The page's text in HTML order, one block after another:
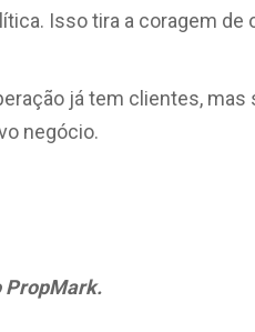
Isso tira a coragem de
já tem clientes,
negócio.
PropMark.